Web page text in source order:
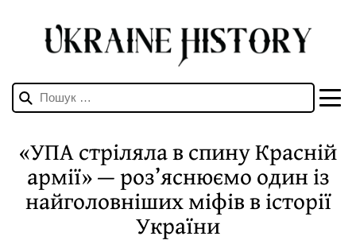
Пошук:
«УПА стріляла в спину Красній
армії» — роз’яснюємо один із
найголовніших міфів в історії
України